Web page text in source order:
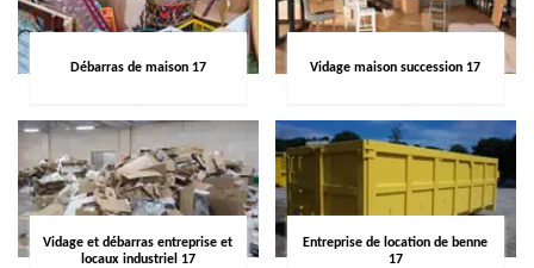
Débarras de maison 17 Vidage maison succession 17
Vidage et débarras entreprise et
locaux industriel 17
Entreprise de location de benne
17